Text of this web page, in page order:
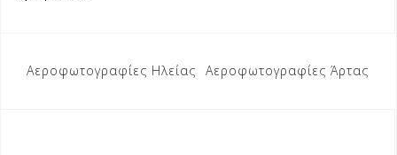
άρθρων
Αεροφωτογραφίες Ηλείας Αεροφωτογραφίες Άρτας